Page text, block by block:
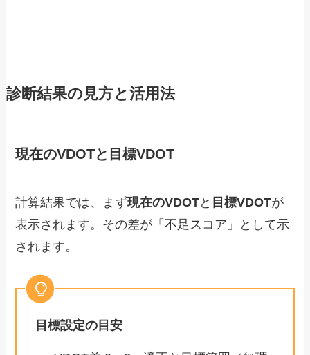
診断結果の見方と活用法
現在のVDOTと目標VDOT
計算結果では、まず現在のVDOTと 目標VDOTが
表示されます。その差が「不足スコア」として示
されます。
目標設定の目安